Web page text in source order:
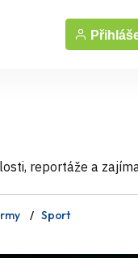
reportáže a
Sport